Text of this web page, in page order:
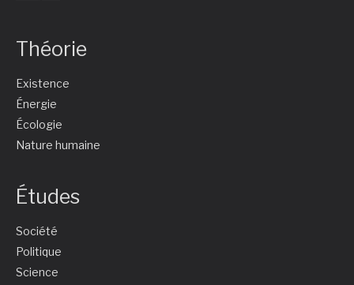
Théorie
Existence
Énergie
Écologie
Nature humaine
Études
Société
Politique
Science